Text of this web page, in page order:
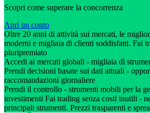
Scopri come superare la concorrenza
Apri un conto
Oltre 20 anni di attività sui mercati, le
moderni e migliaia di clienti soddisfatti. Fai
pluripremiato
Accedi ai mercati globali - migliaia di
Prendi decisioni basate sui dati attuali -
raccomandazioni giornaliere
Prendi il controllo - strumenti mobili per la
investimenti Fai trading senza costi inutili -
principali strumenti. Prezzi trasparenti e